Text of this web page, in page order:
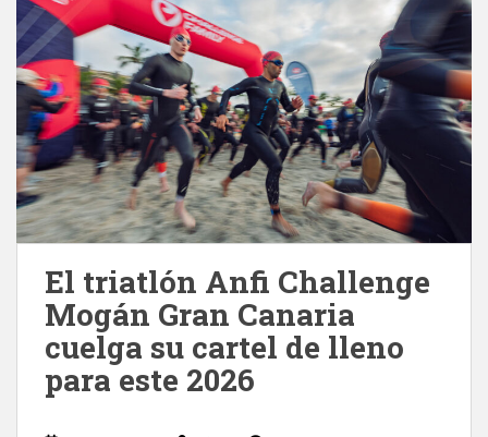
El triatlón Anfi Challenge
Mogán Gran Canaria
cuelga su cartel de lleno
para este 2026